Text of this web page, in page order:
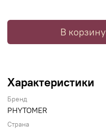
В корзину
Характеристики
Бренд
PHYTOMER
Страна